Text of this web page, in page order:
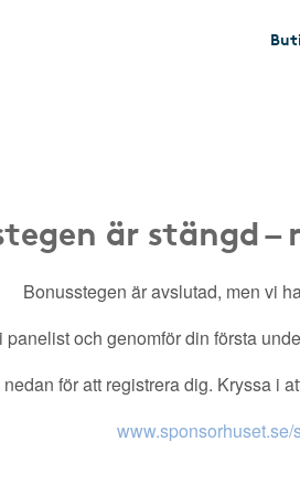
är stängd
Bonusstegen är avslutad, men vi
och genomför din första
för att registrera dig. Kryssa i
www.sponsorhuset.se/